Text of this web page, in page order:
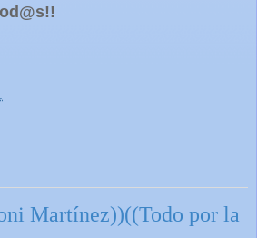
Martínez))((Todo por la